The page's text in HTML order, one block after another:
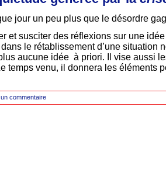
jour un peu plus que le désordre
et susciter des réflexions sur une
le rétablissement d’une situation
aucune idée à priori. Il vise aussi
temps venu, il donnera les éléments
commentaire